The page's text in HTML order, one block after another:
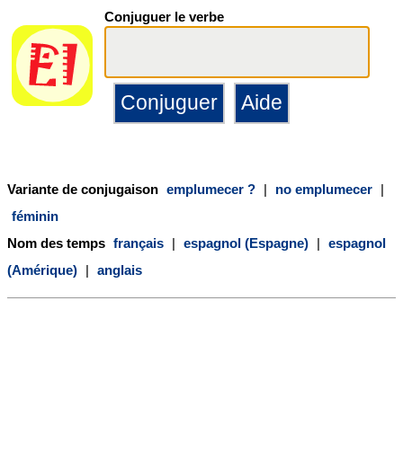
Conjuguer le verbe
Variante de conjugaison emplumecer ? | no emplumecer |
féminin
Nom des temps français | espagnol (Espagne) | espagnol
(Amérique) | anglais